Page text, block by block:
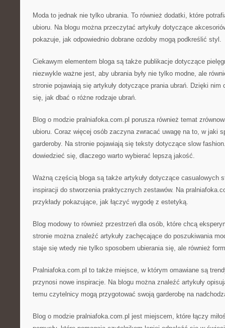
Moda to jednak nie tylko ubrania. To również dodatki, które
ubioru. Na blogu można przeczytać artykuły dotyczące
pokazuje, jak odpowiednio dobrane ozdoby mogą podkreślić styl.
Ciekawym elementem bloga są także publikacje dotyczące
niezwykle ważne jest, aby ubrania były nie tylko modne, ale
stronie pojawiają się artykuły dotyczące prania ubrań. Dzięki
się, jak dbać o różne rodzaje ubrań.
Blog o modzie pralniafoka.com.pl porusza również temat
ubioru. Coraz więcej osób zaczyna zwracać uwagę na to, w jaki
garderoby. Na stronie pojawiają się teksty dotyczące slow
dowiedzieć się, dlaczego warto wybierać lepszą jakość.
Ważną częścią bloga są także artykuły dotyczące casualowych
inspiracji do stworzenia praktycznych zestawów. Na
przykłady pokazujące, jak łączyć wygodę z estetyką.
Blog modowy to również przestrzeń dla osób, które chcą
stronie można znaleźć artykuły zachęcające do poszukiwania
staje się wtedy nie tylko sposobem ubierania się, ale również
Pralniafoka.com.pl to także miejsce, w którym omawiane są
przynosi nowe inspiracje. Na blogu można znaleźć artykuły
temu czytelnicy mogą przygotować swoją garderobę na
Blog o modzie pralniafoka.com.pl jest miejscem, które łączy